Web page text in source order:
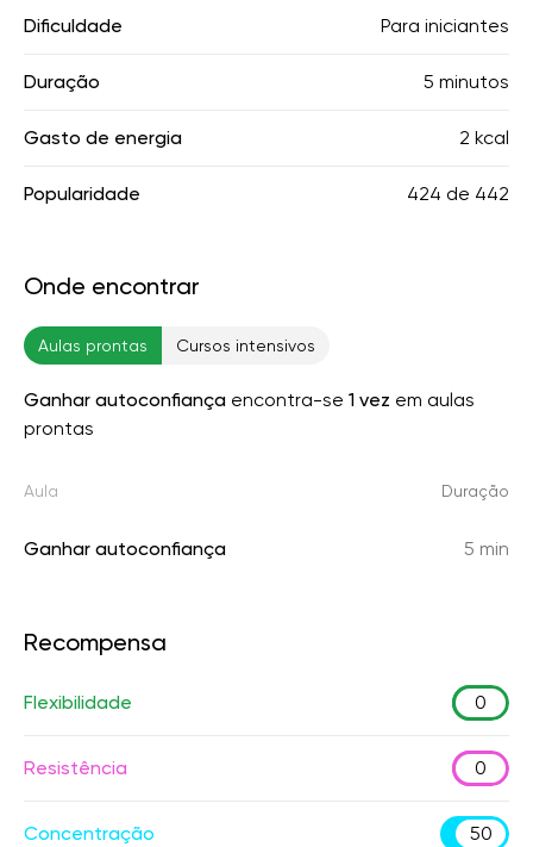
Dificuldade Para iniciantes
Duração 5 minutos
Gasto de energia 2 kcal
Popularidade 424 de 442
Onde encontrar
Aulas prontas Cursos intensivos
Ganhar autoconfiança encontra-se 1 vez em aulas
prontas
Aula Duração
Ganhar autoconfiança 5 min
Recompensa
Flexibilidade 0
Resistência 0
Concentração 50